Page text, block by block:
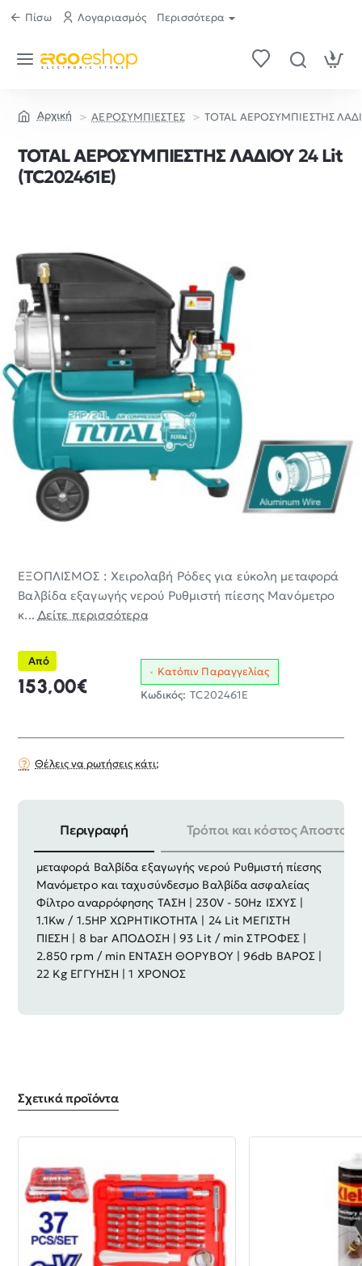
Πίσω Λογαριασμός Περισσότερα
ΑΕΡΟΣΥΜΠΙΕΣΤΕΣ TOTAL ΑΕΡΟΣΥΜΠΙΕΣΤΗΣ
TOTAL ΑΕΡΟΣΥΜΠΙΕΣΤΗΣ ΛΑΔΙΟΥ 24 Lit
(TC202461E)
ΕΞΟΠΛΙΣΜΟΣ : Χειρολαβή Ρόδες για εύκολη μεταφορά
Βαλβίδα εξαγωγής νερού Ρυθμιστή πίεσης Μανόμετρο
κ... Δείτε περισσότερα
Από
153,00€
Κατόπιν Παραγγελίας
Κωδικός: TC202461E
Θέλεις να ρωτήσεις κάτι;
Περιγραφή Τρόποι και κόστος
ΕΞΟΠΛΙΣΜΟΣ : Χειρολαβή Ρόδες για εύκολη
μεταφορά Βαλβίδα εξαγωγής νερού Ρυθμιστή πίεσης
Μανόμετρο και ταχυσύνδεσμο Βαλβίδα ασφαλείας
Φίλτρο αναρρόφησης ΤΑΣΗ | 230V - 50Hz ΙΣΧΥΣ |
1.1Kw / 1.5HP ΧΩΡΗΤΙΚΟΤΗΤΑ | 24 Lit ΜΕΓΙΣΤΗ
ΠΙΕΣΗ | 8 bar ΑΠΟΔΟΣΗ | 93 Lit / min ΣΤΡΟΦΕΣ |
2.850 rpm / min ΕΝΤΑΣΗ ΘΟΡΥΒΟΥ | 96db ΒΑΡΟΣ |
22 Kg ΕΓΓΥΗΣΗ | 1 ΧΡΟΝΟΣ
Σχετικά προϊόντα